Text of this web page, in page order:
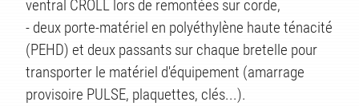
ventral CROLL lors de remontées sur corde,
- deux porte-matériel en polyéthylène haute ténacité
(PEHD) et deux passants sur chaque bretelle pour
transporter le matériel d'équipement (amarrage
provisoire PULSE, plaquettes, clés...).